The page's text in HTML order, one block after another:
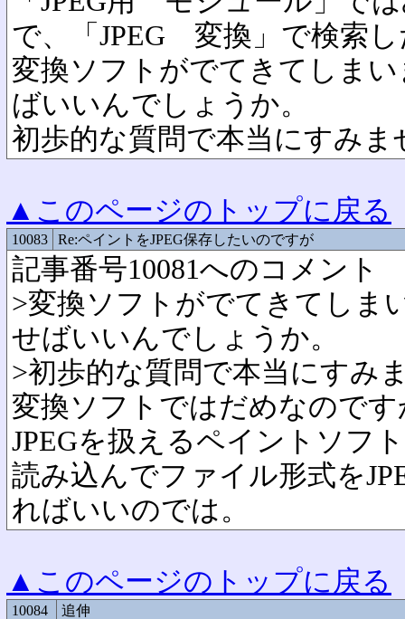
で、「JPEG 変換」で検索
変換ソフトがでてきてしま
ばいいんでしょうか。
初歩的な質問で本当にすみま
▲このページのトップに戻る
10083 Re:ペイントをJPEG保存したいのですが
記事番号10081へのコメント
>変換ソフトがでてきてしま
せばいいんでしょうか。
>初歩的な質問で本当にすみ
変換ソフトではだめなのです
JPEGを扱えるペイントソフ
読み込んでファイル形式を
ればいいのでは。
▲このページのトップに戻る
10084 追伸